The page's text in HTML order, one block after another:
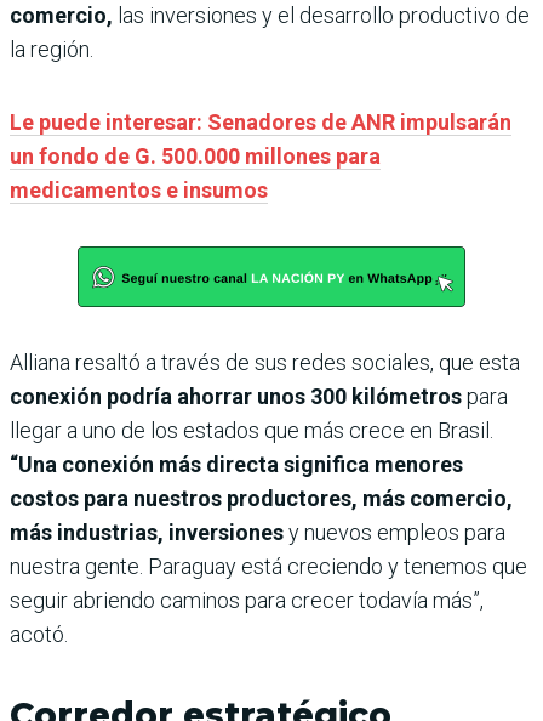
comercio, las inversiones y el desarrollo productivo de
la región.
Le puede interesar: Senadores de ANR impulsarán
un fondo de G. 500.000 millones para
medicamentos e insumos
Alliana resaltó a través de sus redes sociales, que esta
conexión podría ahorrar unos 300 kilómetrospara
llegar a uno de los estados que más crece en Brasil.
“Una conexión más directa significa menores
costos para nuestros productores, más comercio,
más industrias, inversionesy nuevos empleos para
nuestra gente. Paraguay está creciendo y tenemos que
seguir abriendo caminos para crecer todavía más”,
acotó.